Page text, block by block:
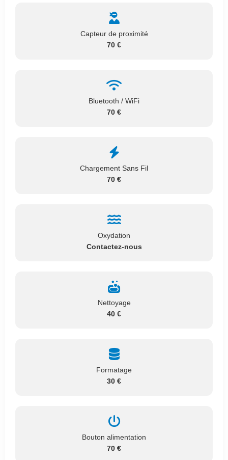
Capteur de proximité
70 €
Bluetooth / WiFi
70 €
Chargement Sans Fil
70 €
Oxydation
Contactez-nous
Nettoyage
40 €
Formatage
30 €
Bouton alimentation
70 €